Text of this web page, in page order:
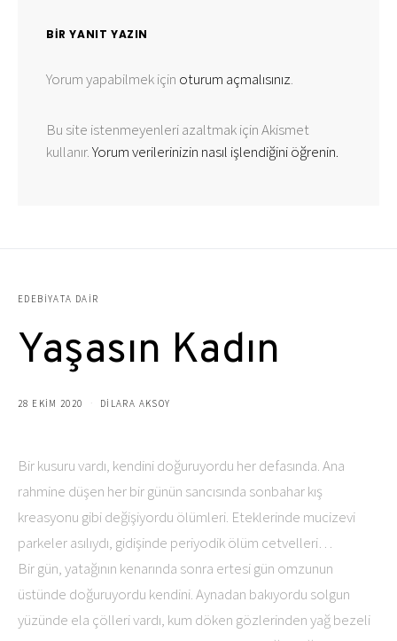
BIR YANIT YAZIN
Yorum yapabilmek için oturum açmalısınız.
Bu site istenmeyenleri azaltmak için Akismet
kullanır.Yorum verilerinizin nasıl işlendiğini öğrenin.
EDEBIYATA DAIR
Yaşasın Kadın
28 EKIM 2020 DILARA AKSOY
Bir kusuru vardı, kendini doğuruyordu her defasında. Ana
rahmine düşen her bir günün sancısında sonbahar kış
kreasyonu gibi değişiyordu ölümleri. Eteklerinde mucizevi
parkeler asılıydı, gidişinde periyodik ölüm cetvelleri…
Bir gün, yatağının kenarında sonra ertesi gün omzunun
üstünde doğuruyordu kendini. Aynadan bakıyordu solgun
yüzünde ela çölleri vardı, kum döken gözlerinden yağ bezeli